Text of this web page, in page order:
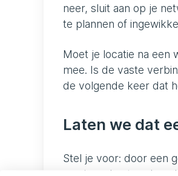
neer, sluit aan op je
te plannen of
Moet je locatie na een
mee. Is de vaste
de volgende keer dat
Laten we dat
Stel je voor: door een